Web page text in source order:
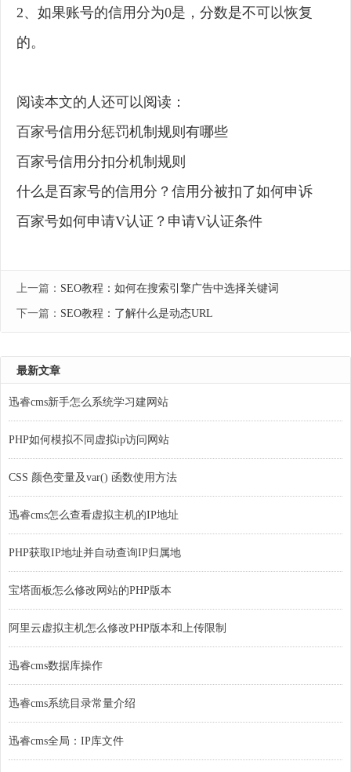
2、如果账号的信用分为0是，分数是不可以恢复
的。
阅读本文的人还可以阅读：
百家号信用分惩罚机制规则有哪些
百家号信用分扣分机制规则
什么是百家号的信用分？信用分被扣了如何申诉
百家号如何申请V认证？申请V认证条件
上一篇： SEO教程：如何在搜索引擎广告中选择关键词
下一篇： SEO教程：了解什么是动态URL
最新文章
迅睿cms新手怎么系统学习建网站
PHP如何模拟不同虚拟ip访问网站
CSS 颜色变量及var() 函数使用方法
迅睿cms怎么查看虚拟主机的IP地址
PHP获取IP地址并自动查询IP归属地
宝塔面板怎么修改网站的PHP版本
阿里云虚拟主机怎么修改PHP版本和上传限制
迅睿cms数据库操作
迅睿cms系统目录常量介绍
迅睿cms全局：IP库文件